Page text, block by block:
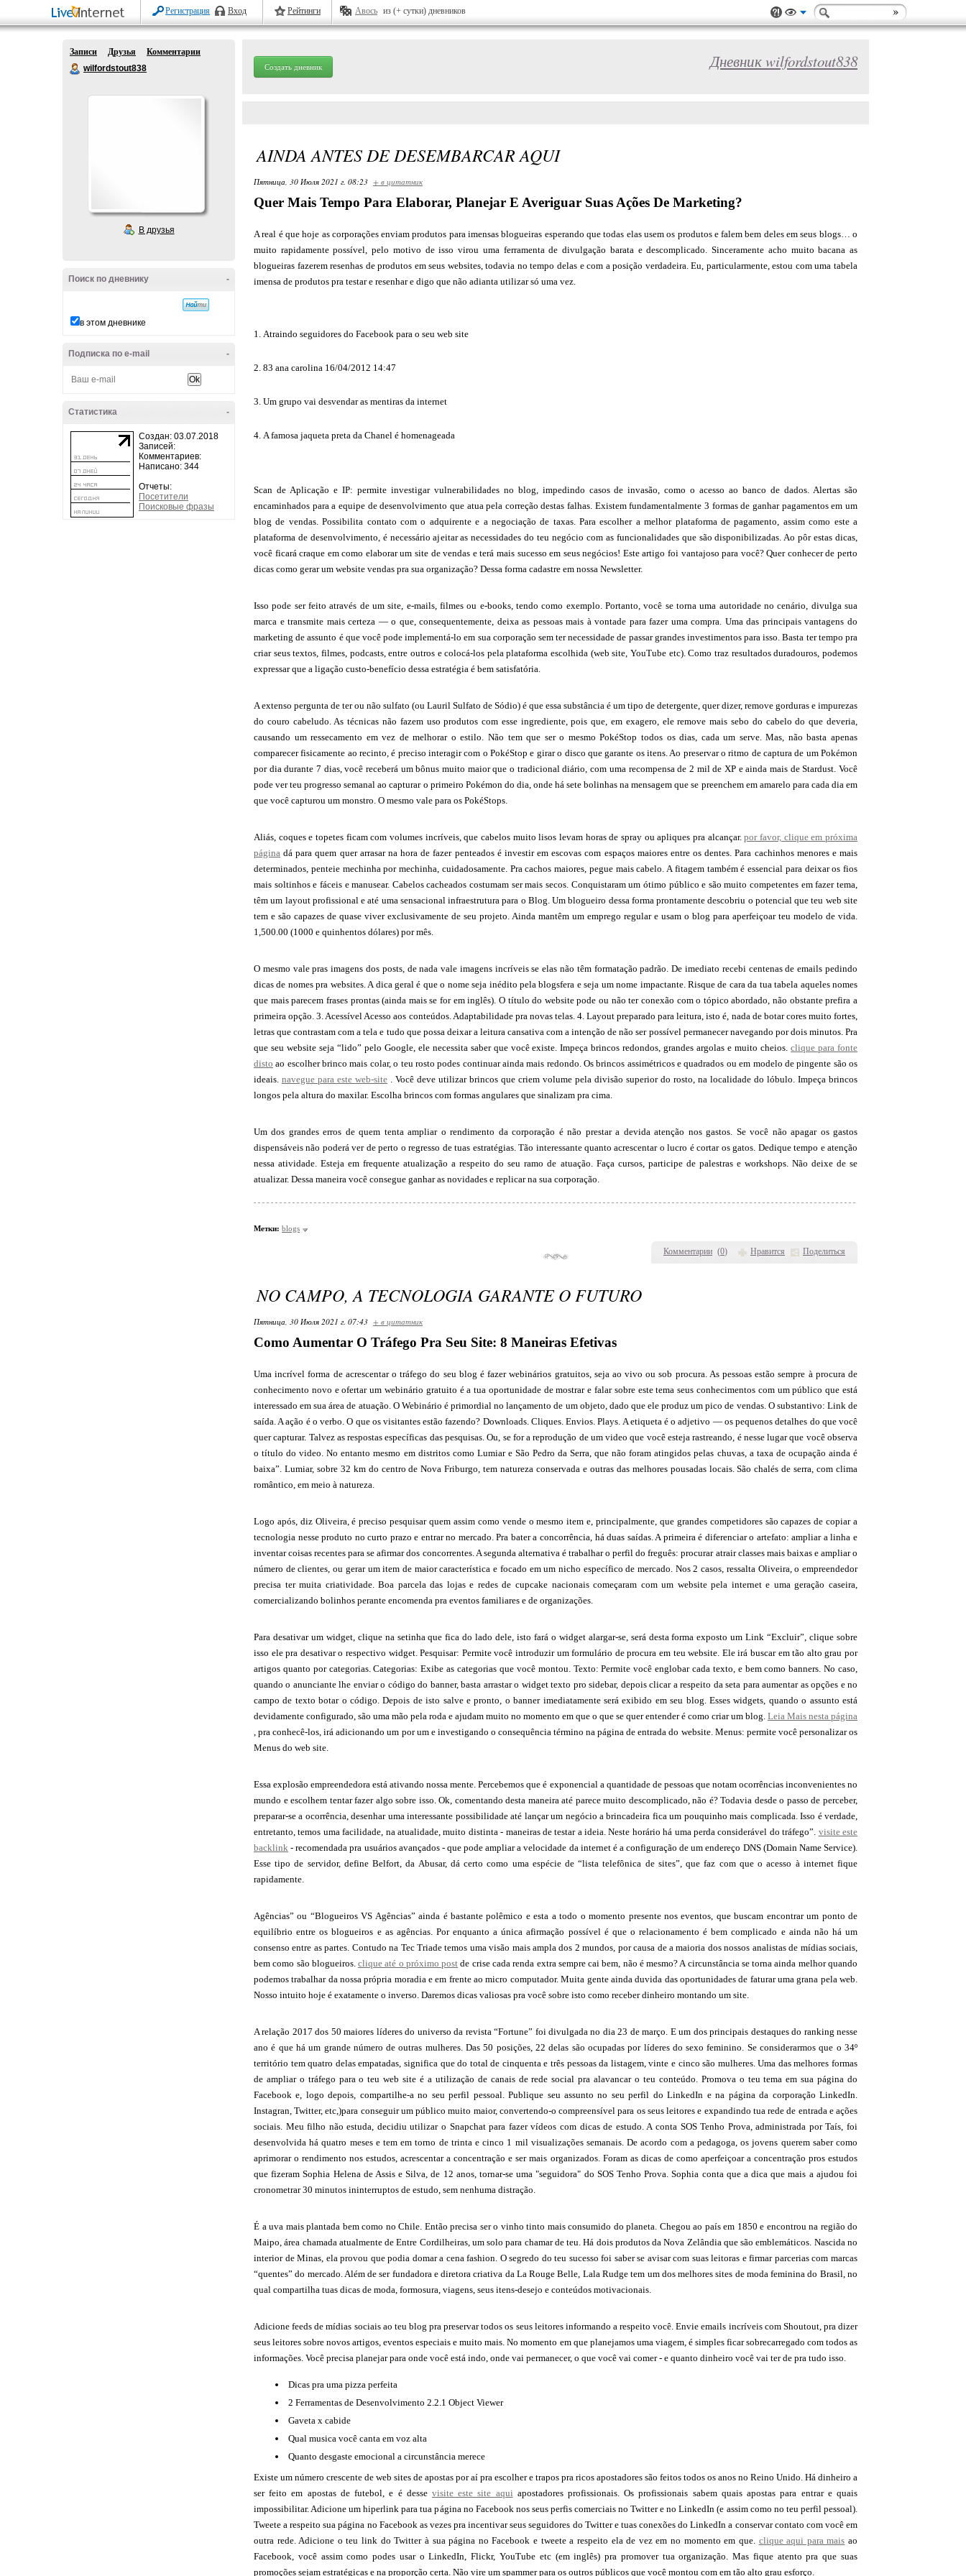
Регистрация Вход Рейтинги Авось из (+ сутки) дневников
Записи Друзья
Комментарии
wilfordstout838
В друзья
-
Поиск по дневнику
в этом дневнике
-
Подписка по e-mail
-
Статистика
Создан: 03.07.2018
Записей:
Комментариев:
Написано: 344
Отчеты:
Посетители
Поисковые фразы
Создать дневник Дневник wilfordstout838
Комментарии (0) Нравится Поделиться
AINDA ANTES DE DESEMBARCAR AQUI
Пятница, 30 Июля 2021 г. 08:23 + в цитатник
Quer Mais Tempo Para Elaborar, Planejar E Averiguar Suas Ações De Marketing?
A real é que hoje as corporações enviam produtos para imensas blogueiras esperando que todas elas usem os produtos e falem bem deles em seus blogs… o
muito rapidamente possível, pelo motivo de isso virou uma ferramenta de divulgação barata e descomplicado. Sinceramente acho muito bacana as
blogueiras fazerem resenhas de produtos em seus websites, todavia no tempo delas e com a posição verdadeira. Eu, particularmente, estou com uma tabela
imensa de produtos pra testar e resenhar e digo que não adianta utilizar só uma vez.
Atraindo seguidores do Facebook para o seu web site
83 ana carolina 16/04/2012 14:47
Um grupo vai desvendar as mentiras da internet
A famosa jaqueta preta da Chanel é homenageada
Scan de Aplicação e IP: permite investigar vulnerabilidades no blog, impedindo casos de invasão, como o acesso ao banco de dados. Alertas são
encaminhados para a equipe de desenvolvimento que atua pela correção destas falhas. Existem fundamentalmente 3 formas de ganhar pagamentos em um
blog de vendas. Possibilita contato com o adquirente e a negociação de taxas. Para escolher a melhor plataforma de pagamento, assim como este a
plataforma de desenvolvimento, é necessário ajeitar as necessidades do teu negócio com as funcionalidades que são disponibilizadas. Ao pôr estas dicas,
você ficará craque em como elaborar um site de vendas e terá mais sucesso em seus negócios! Este artigo foi vantajoso para você? Quer conhecer de perto
dicas como gerar um website vendas pra sua organização? Dessa forma cadastre em nossa Newsletter.
Isso pode ser feito através de um site, e-mails, filmes ou e-books, tendo como exemplo. Portanto, você se torna uma autoridade no cenário, divulga sua
marca e transmite mais certeza — o que, consequentemente, deixa as pessoas mais à vontade para fazer uma compra. Uma das principais vantagens do
marketing de assunto é que você pode implementá-lo em sua corporação sem ter necessidade de passar grandes investimentos para isso. Basta ter tempo pra
criar seus textos, filmes, podcasts, entre outros e colocá-los pela plataforma escolhida (web site, YouTube etc). Como traz resultados duradouros, podemos
expressar que a ligação custo-benefício dessa estratégia é bem satisfatória.
A extenso pergunta de ter ou não sulfato (ou Lauril Sulfato de Sódio) é que essa substância é um tipo de detergente, quer dizer, remove gorduras e impurezas
do couro cabeludo. As técnicas não fazem uso produtos com esse ingrediente, pois que, em exagero, ele remove mais sebo do cabelo do que deveria,
causando um ressecamento em vez de melhorar o estilo. Não tem que ser o mesmo PokéStop todos os dias, cada um serve. Mas, não basta apenas
comparecer fisicamente ao recinto, é preciso interagir com o PokéStop e girar o disco que garante os itens. Ao preservar o ritmo de captura de um Pokémon
por dia durante 7 dias, você receberá um bônus muito maior que o tradicional diário, com uma recompensa de 2 mil de XP e ainda mais de Stardust. Você
pode ver teu progresso semanal ao capturar o primeiro Pokémon do dia, onde há sete bolinhas na mensagem que se preenchem em amarelo para cada dia em
que você capturou um monstro. O mesmo vale para os PokéStops.
Aliás, coques e topetes ficam com volumes incríveis, que cabelos muito lisos levam horas de spray ou apliques pra alcançar.por favor, clique em próxima
página dá para quem quer arrasar na hora de fazer penteados é investir em escovas com espaços maiores entre os dentes. Para cachinhos menores e mais
determinados, penteie mechinha por mechinha, cuidadosamente. Pra cachos maiores, pegue mais cabelo. A fitagem também é essencial para deixar os fios
mais soltinhos e fáceis e manusear. Cabelos cacheados costumam ser mais secos. Conquistaram um ótimo público e são muito competentes em fazer tema,
têm um layout profissional e até uma sensacional infraestrutura para o Blog. Um blogueiro dessa forma prontamente descobriu o potencial que teu web site
tem e são capazes de quase viver exclusivamente de seu projeto. Ainda mantêm um emprego regular e usam o blog para aperfeiçoar teu modelo de vida.
1,500.00 (1000 e quinhentos dólares) por mês.
O mesmo vale pras imagens dos posts, de nada vale imagens incríveis se elas não têm formatação padrão. De imediato recebi centenas de emails pedindo
dicas de nomes pra websites. A dica geral é que o nome seja inédito pela blogsfera e seja um nome impactante. Risque de cara da tua tabela aqueles nomes
que mais parecem frases prontas (ainda mais se for em inglês). O título do website pode ou não ter conexão com o tópico abordado, não obstante prefira a
primeira opção. 3. Acessível Acesso aos conteúdos. Adaptabilidade pra novas telas. 4. Layout preparado para leitura, isto é, nada de botar cores muito fortes,
letras que contrastam com a tela e tudo que possa deixar a leitura cansativa com a intenção de não ser possível permanecer navegando por dois minutos. Pra
que seu website seja “lido” pelo Google, ele necessita saber que você existe. Impeça brincos redondos, grandes argolas e muito cheios.clique para fonte
disto ao escolher brinco mais colar, o teu rosto podes continuar ainda mais redondo. Os brincos assimétricos e quadrados ou em modelo de pingente são os
ideais. navegue para este web-site . Você deve utilizar brincos que criem volume pela divisão superior do rosto, na localidade do lóbulo. Impeça brincos
longos pela altura do maxilar. Escolha brincos com formas angulares que sinalizam pra cima.
Um dos grandes erros de quem tenta ampliar o rendimento da corporação é não prestar a devida atenção nos gastos. Se você não apagar os gastos
dispensáveis não poderá ver de perto o regresso de tuas estratégias. Tão interessante quanto acrescentar o lucro é cortar os gatos. Dedique tempo e atenção
nessa atividade. Esteja em frequente atualização a respeito do seu ramo de atuação. Faça cursos, participe de palestras e workshops. Não deixe de se
atualizar. Dessa maneira você consegue ganhar as novidades e replicar na sua corporação.
Метки: blogs
NO CAMPO, A TECNOLOGIA GARANTE O FUTURO
Пятница, 30 Июля 2021 г. 07:43 + в цитатник
Como Aumentar O Tráfego Pra Seu Site: 8 Maneiras Efetivas
Uma incrível forma de acrescentar o tráfego do seu blog é fazer webinários gratuitos, seja ao vivo ou sob procura. As pessoas estão sempre à procura de
conhecimento novo e ofertar um webinário gratuito é a tua oportunidade de mostrar e falar sobre este tema seus conhecimentos com um público que está
interessado em sua área de atuação. O Webinário é primordial no lançamento de um objeto, dado que ele produz um pico de vendas. O substantivo: Link de
saída. A ação é o verbo. O que os visitantes estão fazendo? Downloads. Cliques. Envios. Plays. A etiqueta é o adjetivo — os pequenos detalhes do que você
quer capturar. Talvez as respostas específicas das pesquisas. Ou, se for a reprodução de um video que você esteja rastreando, é nesse lugar que você observa
o título do video. No entanto mesmo em distritos como Lumiar e São Pedro da Serra, que não foram atingidos pelas chuvas, a taxa de ocupação ainda é
baixa”. Lumiar, sobre 32 km do centro de Nova Friburgo, tem natureza conservada e outras das melhores pousadas locais. São chalés de serra, com clima
romântico, em meio à natureza.
Logo após, diz Oliveira, é preciso pesquisar quem assim como vende o mesmo item e, principalmente, que grandes competidores são capazes de copiar a
tecnologia nesse produto no curto prazo e entrar no mercado. Pra bater a concorrência, há duas saídas. A primeira é diferenciar o artefato: ampliar a linha e
inventar coisas recentes para se afirmar dos concorrentes. A segunda alternativa é trabalhar o perfil do freguês: procurar atrair classes mais baixas e ampliar o
número de clientes, ou gerar um item de maior característica e focado em um nicho específico de mercado. Nos 2 casos, ressalta Oliveira, o empreendedor
precisa ter muita criatividade. Boa parcela das lojas e redes de cupcake nacionais começaram com um website pela internet e uma geração caseira,
comercializando bolinhos perante encomenda pra eventos familiares e de organizações.
Para desativar um widget, clique na setinha que fica do lado dele, isto fará o widget alargar-se, será desta forma exposto um Link “Excluir”, clique sobre
isso ele pra desativar o respectivo widget. Pesquisar: Permite você introduzir um formulário de procura em teu website. Ele irá buscar em tão alto grau por
artigos quanto por categorias. Categorias: Exibe as categorias que você montou. Texto: Permite você englobar cada texto, e bem como banners. No caso,
quando o anunciante lhe enviar o código do banner, basta arrastar o widget texto pro sidebar, depois clicar a respeito da seta para aumentar as opções e no
campo de texto botar o código. Depois de isto salve e pronto, o banner imediatamente será exibido em seu blog. Esses widgets, quando o assunto está
devidamente configurado, são uma mão pela roda e ajudam muito no momento em que o que se quer entender é como criar um blog. Leia Mais nesta página
, pra conhecê-los, irá adicionando um por um e investigando o consequência término na página de entrada do website. Menus: permite você personalizar os
Menus do web site.
Essa explosão empreendedora está ativando nossa mente. Percebemos que é exponencial a quantidade de pessoas que notam ocorrências inconvenientes no
mundo e escolhem tentar fazer algo sobre isso. Ok, comentando desta maneira até parece muito descomplicado, não é? Todavia desde o passo de perceber,
preparar-se a ocorrência, desenhar uma interessante possibilidade até lançar um negócio a brincadeira fica um pouquinho mais complicada. Isso é verdade,
entretanto, temos uma facilidade, na atualidade, muito distinta - maneiras de testar a ideia. Neste horário há uma perda considerável do tráfego”. visite este
backlink - recomendada pra usuários avançados - que pode ampliar a velocidade da internet é a configuração de um endereço DNS (Domain Name Service).
Esse tipo de servidor, define Belfort, da Abusar, dá certo como uma espécie de “lista telefônica de sites”, que faz com que o acesso à internet fique
rapidamente.
Agências” ou “Blogueiros VS Agências” ainda é bastante polêmico e esta a todo o momento presente nos eventos, que buscam encontrar um ponto de
equilíbrio entre os blogueiros e as agências. Por enquanto a única afirmação possível é que o relacionamento é bem complicado e ainda não há um
consenso entre as partes. Contudo na Tec Triade temos uma visão mais ampla dos 2 mundos, por causa de a maioria dos nossos analistas de mídias sociais,
bem como são blogueiros.clique até o próximo post de crise cada renda extra sempre cai bem, não é mesmo? A circunstância se torna ainda melhor quando
podemos trabalhar da nossa própria moradia e em frente ao micro computador. Muita gente ainda duvida das oportunidades de faturar uma grana pela web.
Nosso intuito hoje é exatamente o inverso. Daremos dicas valiosas pra você sobre isto como receber dinheiro montando um site.
A relação 2017 dos 50 maiores líderes do universo da revista “Fortune” foi divulgada no dia 23 de março. E um dos principais destaques do ranking nesse
ano é que há um grande número de outras mulheres. Das 50 posições, 22 delas são ocupadas por líderes do sexo feminino. Se considerarmos que o 34º
território tem quatro delas empatadas, significa que do total de cinquenta e três pessoas da listagem, vinte e cinco são mulheres. Uma das melhores formas
de ampliar o tráfego para o teu web site é a utilização de canais de rede social pra alavancar o teu conteúdo. Promova o teu tema em sua página do
Facebook e, logo depois, compartilhe-a no seu perfil pessoal. Publique seu assunto no seu perfil do LinkedIn e na página da corporação LinkedIn.
Instagran, Twitter, etc,)para conseguir um público muito maior, convertendo-o compreensível para os seus leitores e expandindo tua rede de entrada e ações
sociais. Meu filho não estuda, decidiu utilizar o Snapchat para fazer vídeos com dicas de estudo. A conta SOS Tenho Prova, administrada por Taís, foi
desenvolvida há quatro meses e tem em torno de trinta e cinco 1 mil visualizações semanais. De acordo com a pedagoga, os jovens querem saber como
aprimorar o rendimento nos estudos, acrescentar a concentração e ser mais organizados. Foram as dicas de como aperfeiçoar a concentração pros estudos
que fizeram Sophia Helena de Assis e Silva, de 12 anos, tornar-se uma "seguidora" do SOS Tenho Prova. Sophia conta que a dica que mais a ajudou foi
cronometrar 30 minutos ininterruptos de estudo, sem nenhuma distração.
É a uva mais plantada bem como no Chile. Então precisa ser o vinho tinto mais consumido do planeta. Chegou ao país em 1850 e encontrou na região do
Maipo, área chamada atualmente de Entre Cordilheiras, um solo para chamar de teu. Há dois produtos da Nova Zelândia que são emblemáticos. Nascida no
interior de Minas, ela provou que podia domar a cena fashion. O segredo do teu sucesso foi saber se avisar com suas leitoras e firmar parcerias com marcas
“quentes” do mercado. Além de ser fundadora e diretora criativa da La Rouge Belle, Lala Rudge tem um dos melhores sites de moda feminina do Brasil, no
qual compartilha tuas dicas de moda, formosura, viagens, seus itens-desejo e conteúdos motivacionais.
Adicione feeds de mídias sociais ao teu blog pra preservar todos os seus leitores informando a respeito você. Envie emails incríveis com Shoutout, pra dizer
seus leitores sobre novos artigos, eventos especiais e muito mais. No momento em que planejamos uma viagem, é simples ficar sobrecarregado com todos as
informações. Você precisa planejar para onde você está indo, onde vai permanecer, o que você vai comer - e quanto dinheiro você vai ter de pra tudo isso.
Dicas pra uma pizza perfeita
2 Ferramentas de Desenvolvimento 2.2.1 Object Viewer
Gaveta x cabide
Qual musica você canta em voz alta
Quanto desgaste emocional a circunstância merece
Existe um número crescente de web sites de apostas por aí pra escolher e trapos pra ricos apostadores são feitos todos os anos no Reino Unido. Há dinheiro a
ser feito em apostas de futebol, e é desse visite este site aqui apostadores profissionais. Os profissionais sabem quais apostas para entrar e quais
impossibilitar. Adicione um hiperlink para tua página no Facebook nos seus perfis comerciais no Twitter e no LinkedIn (e assim como no teu perfil pessoal).
Tweete a respeito sua página no Facebook as vezes pra incentivar seus seguidores do Twitter e tuas conexões do LinkedIn a conservar contato com você em
outra rede. Adicione o teu link do Twitter à sua página no Facebook e tweete a respeito ela de vez em no momento em que. clique aqui para mais ao
Facebook, você assim como podes usar o LinkedIn, Flickr, YouTube etc (em inglês) pra promover tua organização. Mas fique atento pra que suas
promoções sejam estratégicas e na proporção certa. Não vire um spammer para os outros públicos que você montou com em tão alto grau esforço.